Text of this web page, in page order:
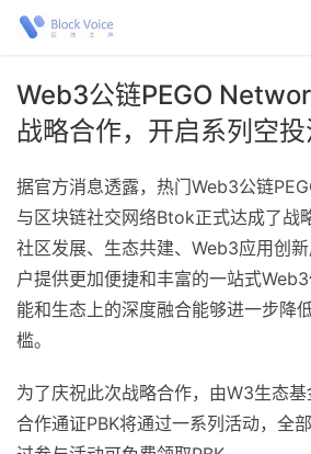
Web3公链PEGO
战略合作，开启系列空
据官方消息透露，热门Web3公链
与区块链社交网络Btok正式达成了战
社区发展、生态共建、Web3应用创
户提供更加便捷和丰富的一站式
能和生态上的深度融合能够进一步降
槛。
为了庆祝此次战略合作，由W3生态
合作通证PBK将通过一系列活动，全